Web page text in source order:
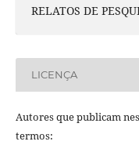
RELATOS DE
LICENÇA
Autores que publicam
termos: